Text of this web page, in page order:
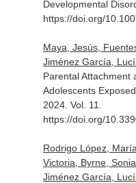
Developmental
https://doi.org/
Maya, Jesús,
Jiménez García,
Parental Attachment
Adolescents
2024. Vol. 11.
https://doi.org/
Rodrigo López,
Victoria, Byrne,
Jiménez García,